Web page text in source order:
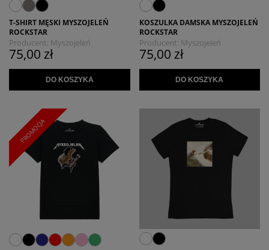
T-SHIRT MĘSKI MYSZOJELEŃ
ROCKSTAR
Producent: Myszojeleń
75,00 zł
DO KOSZYKA
KOSZULKA DAMSKA MYSZOJELEŃ
ROCKSTAR
Producent: Myszojeleń
75,00 zł
DO KOSZYKA
PROMOCJA